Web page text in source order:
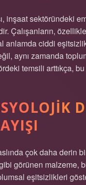
inşaat sektöründeki
Çalışanların,
anlamda ciddi
aynı zamanda
temsili arttıkça,
çok daha derin
gibi görünen
eşitsizlikleri